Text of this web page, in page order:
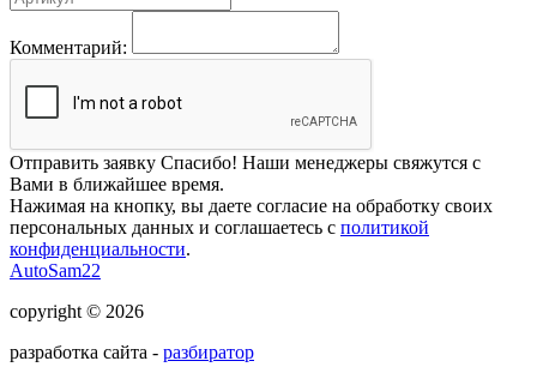
Комментарий:
Отправить заявку Спасибо! Наши менеджеры свяжутся с
Вами в ближайшее время.
Нажимая на кнопку, вы даете согласие на обработку своих
персональных данных и соглашаетесь с политикой
конфиденциальности.
AutoSam22
copyright © 2026
разработка сайта - разбиратор